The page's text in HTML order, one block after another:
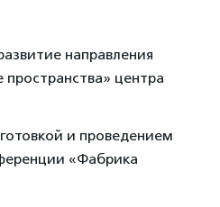
направления
центра
и проведением
«Фабрика